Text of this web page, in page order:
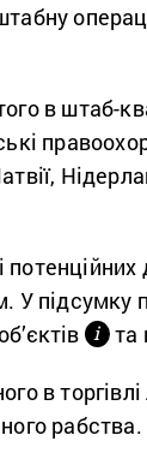
в штаб-
У підсумку
і та
в
рабства.